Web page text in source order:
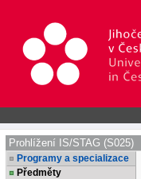
Prohlížení IS/STAG (S025)
Programy a specializace
Předměty